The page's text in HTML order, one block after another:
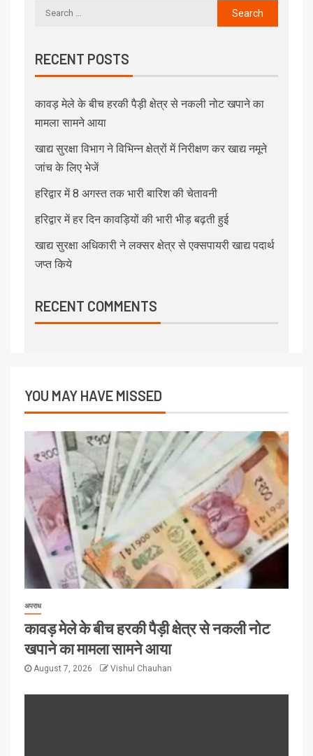
RECENT POSTS
कावड़ मेले के बीच हरकी पैड़ी क्षेत्र से नकली नोट खपाने का
मामला सामने आया
खाद्य सुरक्षा विभाग ने विभिन्न क्षेत्रों में निरीक्षण कर खाद्य नमूने
जांच के लिए भेजें
हरिद्वार में 8 अगस्त तक भारी बारिश की चेतावनी
हरिद्वार में हर दिन कावड़ियों की भारी भीड़ बढ़ती हुई
खाद्य सुरक्षा अधिकारी ने लक्सर क्षेत्र से एक्सपायरी खाद्य पदार्थ
जप्त किये
RECENT COMMENTS
YOU MAY HAVE MISSED
अपराध
कावड़ मेले के बीच हरकी पैड़ी क्षेत्र से नकली नोट
खपाने का मामला सामने आया
August 7, 2026 Vishul Chauhan